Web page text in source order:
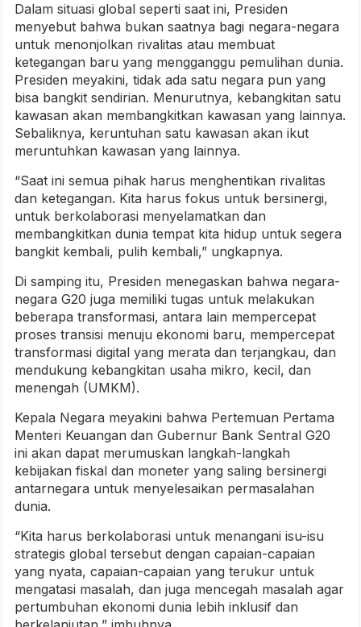
Dalam situasi global seperti saat ini, Presiden
menyebut bahwa bukan saatnya bagi negara-negara
untuk menonjolkan rivalitas atau membuat
ketegangan baru yang mengganggu pemulihan dunia.
Presiden meyakini, tidak ada satu negara pun yang
bisa bangkit sendirian. Menurutnya, kebangkitan satu
kawasan akan membangkitkan kawasan yang lainnya.
Sebaliknya, keruntuhan satu kawasan akan ikut
meruntuhkan kawasan yang lainnya.
“Saat ini semua pihak harus menghentikan rivalitas
dan ketegangan. Kita harus fokus untuk bersinergi,
untuk berkolaborasi menyelamatkan dan
membangkitkan dunia tempat kita hidup untuk segera
bangkit kembali, pulih kembali,” ungkapnya.
Di samping itu, Presiden menegaskan bahwa negara-
negara G20 juga memiliki tugas untuk melakukan
beberapa transformasi, antara lain mempercepat
proses transisi menuju ekonomi baru, mempercepat
transformasi digital yang merata dan terjangkau, dan
mendukung kebangkitan usaha mikro, kecil, dan
menengah (UMKM).
Kepala Negara meyakini bahwa Pertemuan Pertama
Menteri Keuangan dan Gubernur Bank Sentral G20
ini akan dapat merumuskan langkah-langkah
kebijakan fiskal dan moneter yang saling bersinergi
antarnegara untuk menyelesaikan permasalahan
dunia.
“Kita harus berkolaborasi untuk menangani isu-isu
strategis global tersebut dengan capaian-capaian
yang nyata, capaian-capaian yang terukur untuk
mengatasi masalah, dan juga mencegah masalah agar
pertumbuhan ekonomi dunia lebih inklusif dan